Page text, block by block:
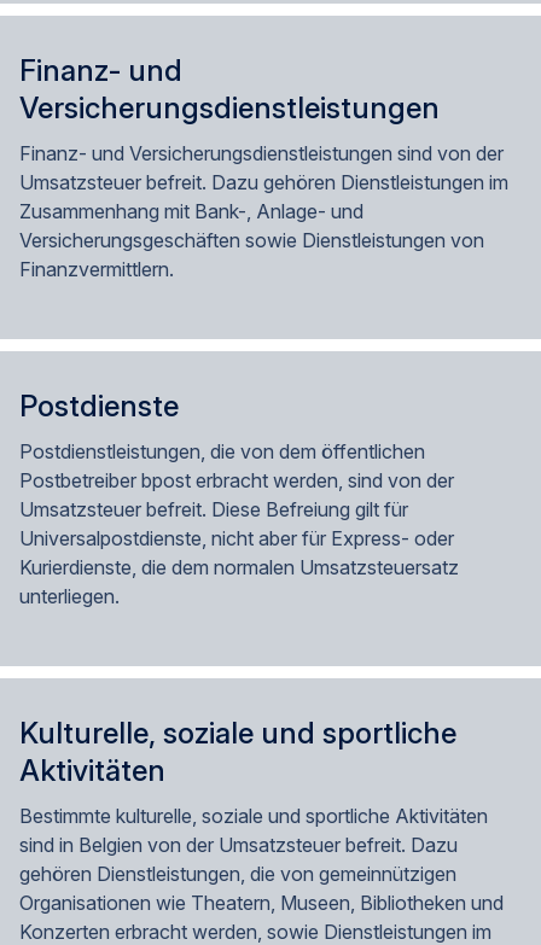
Finanz- und
Versicherungsdienstleistungen
Finanz- und Versicherungsdienstleistungen sind von der
Umsatzsteuer befreit. Dazu gehören Dienstleistungen im
Zusammenhang mit Bank-, Anlage- und
Versicherungsgeschäften sowie Dienstleistungen von
Finanzvermittlern.
Postdienste
Postdienstleistungen, die von dem öffentlichen
Postbetreiber bpost erbracht werden, sind von der
Umsatzsteuer befreit. Diese Befreiung gilt für
Universalpostdienste, nicht aber für Express- oder
Kurierdienste, die dem normalen Umsatzsteuersatz
unterliegen.
Kulturelle, soziale und sportliche
Aktivitäten
Bestimmte kulturelle, soziale und sportliche Aktivitäten
sind in Belgien von der Umsatzsteuer befreit. Dazu
gehören Dienstleistungen, die von gemeinnützigen
Organisationen wie Theatern, Museen, Bibliotheken und
Konzerten erbracht werden, sowie Dienstleistungen im